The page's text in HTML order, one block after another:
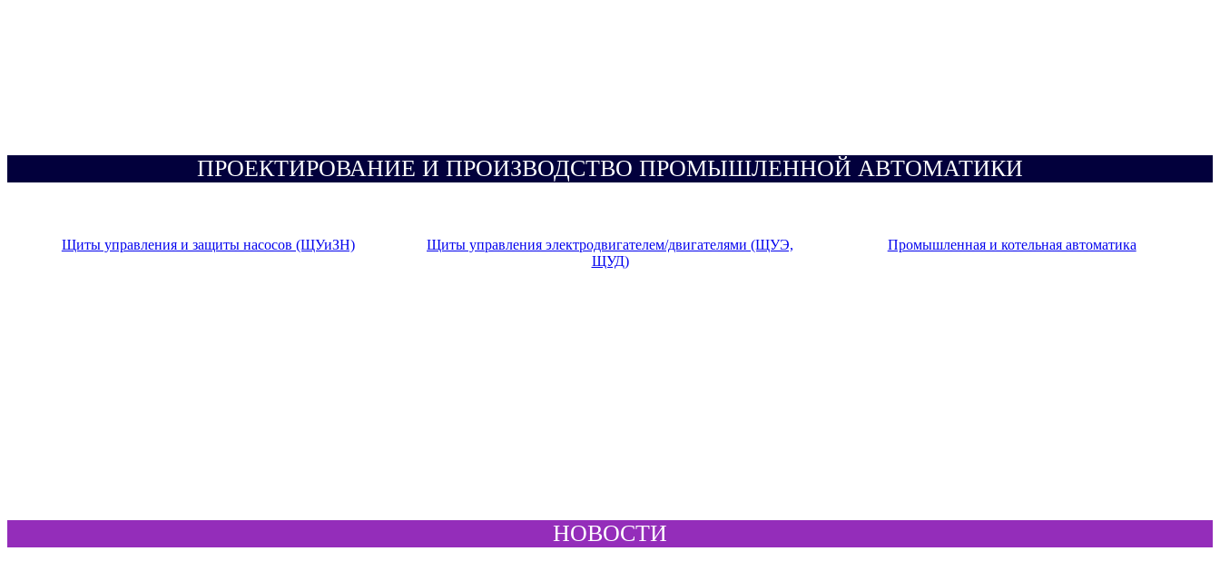
ПРОЕКТИРОВАНИЕ И ПРОИЗВОДСТВО ПРОМЫШЛЕННОЙ АВТОМАТИКИ
Щиты управления и защиты насосов (ЩУиЗН)
Щиты управления электродвигателем/двигателями (ЩУЭ,
ЩУД)
Промышленная и котельная автоматика
НОВОСТИ